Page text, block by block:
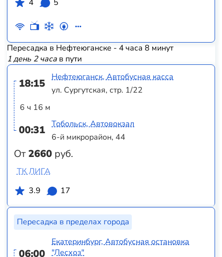
4 5
Пересадка в Нефтеюганске - 4 часа 8 минут
1 день 2 часав пути
18:15
6 ч 16 м
00:31
От2660 руб.
Нефтеюганск, Автобусная касса
ул. Сургутская, стр. 1/22
Тобольск, Автовокзал
6-й микрорайон, 44
ТК ЛИГА
3.9
17
Пересадка в пределах города
06:00
Екатеринбург, Автобусная остановка
"Лесхоз"